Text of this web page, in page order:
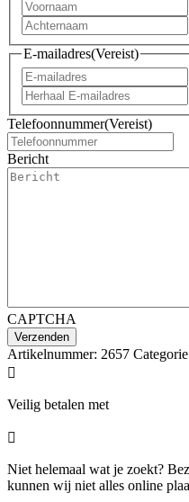
E-mailadres(Vereist)
Telefoonnummer(Vereist)
Bericht
CAPTCHA
Artikelnummer: 2657

Veilig betalen met

Niet helemaal wat je zoekt?
kunnen wij niet alles online